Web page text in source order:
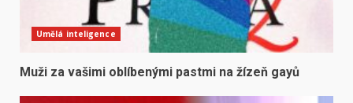
Umělá inteligence
Muži za vašimi oblíbenými pastmi na žízeň gayů